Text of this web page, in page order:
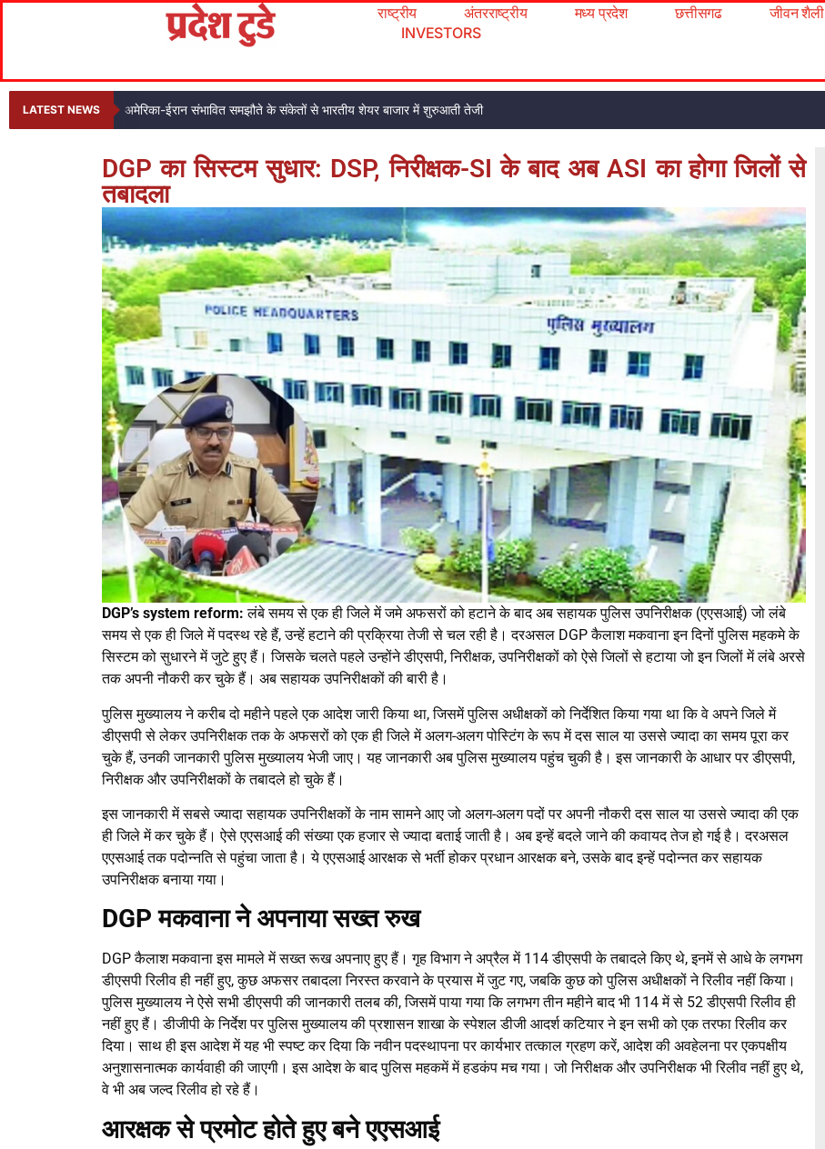
राष्ट्रीय अंतरराष्ट्रीय मध्य प्रदेश छत्तीसगढ जीवन शैली
INVESTORS
LATEST NEWS अमेरिका-ईरान संभावित समझौते के संकेतों से भारतीय शेयर बाजार में शुरुआती तेजी
DGP का सिस्टम सुधार: DSP, निरीक्षक-SI के बाद अब ASI का होगा जिलों से
तबादला
DGP’s system reform: लंबे समय से एक ही जिले में जमे अफसरों को हटाने के बाद अब सहायक पुलिस उपनिरीक्षक (एएसआई) जो लंबे
समय से एक ही जिले में पदस्थ रहे हैं, उन्हें हटाने की प्रक्रिया तेजी से चल रही है। दरअसल DGP कैलाश मकवाना इन दिनों पुलिस महकमे के
सिस्टम को सुधारने में जुटे हुए हैं। जिसके चलते पहले उन्होंने डीएसपी, निरीक्षक, उपनिरीक्षकों को ऐसे जिलों से हटाया जो इन जिलों में लंबे अरसे
तक अपनी नौकरी कर चुके हैं। अब सहायक उपनिरीक्षकों की बारी है।
पुलिस मुख्यालय ने करीब दो महीने पहले एक आदेश जारी किया था, जिसमें पुलिस अधीक्षकों को निर्देशित किया गया था कि वे अपने जिले में
डीएसपी से लेकर उपनिरीक्षक तक के अफसरों को एक ही जिले में अलग-अलग पोस्टिंग के रूप में दस साल या उससे ज्यादा का समय पूरा कर
चुके हैं, उनकी जानकारी पुलिस मुख्यालय भेजी जाए। यह जानकारी अब पुलिस मुख्यालय पहुंच चुकी है। इस जानकारी के आधार पर डीएसपी,
निरीक्षक और उपनिरीक्षकों के तबादले हो चुके हैं।
इस जानकारी में सबसे ज्यादा सहायक उपनिरीक्षकों के नाम सामने आए जो अलग-अलग पदों पर अपनी नौकरी दस साल या उससे ज्यादा की एक
ही जिले में कर चुके हैं। ऐसे एएसआई की संख्या एक हजार से ज्यादा बताई जाती है। अब इन्हें बदले जाने की कवायद तेज हो गई है। दरअसल
एएसआई तक पदोन्नति से पहुंचा जाता है। ये एएसआई आरक्षक से भर्ती होकर प्रधान आरक्षक बने, उसके बाद इन्हें पदोन्नत कर सहायक
उपनिरीक्षक बनाया गया।
DGP मकवाना ने अपनाया सख्त रुख
DGP कैलाश मकवाना इस मामले में सख्त रूख अपनाए हुए हैं। गृह विभाग ने अप्रैल में 114 डीएसपी के तबादले किए थे, इनमें से आधे के लगभग
डीएसपी रिलीव ही नहीं हुए, कुछ अफसर तबादला निरस्त करवाने के प्रयास में जुट गए, जबकि कुछ को पुलिस अधीक्षकों ने रिलीव नहीं किया।
पुलिस मुख्यालय ने ऐसे सभी डीएसपी की जानकारी तलब की, जिसमें पाया गया कि लगभग तीन महीने बाद भी 114 में से 52 डीएसपी रिलीव ही
नहीं हुए हैं। डीजीपी के निर्देश पर पुलिस मुख्यालय की प्रशासन शाखा के स्पेशल डीजी आदर्श कटियार ने इन सभी को एक तरफा रिलीव कर
दिया। साथ ही इस आदेश में यह भी स्पष्ट कर दिया कि नवीन पदस्थापना पर कार्यभार तत्काल ग्रहण करें, आदेश की अवहेलना पर एकपक्षीय
अनुशासनात्मक कार्यवाही की जाएगी। इस आदेश के बाद पुलिस महकमें में हडकंप मच गया। जो निरीक्षक और उपनिरीक्षक भी रिलीव नहीं हुए थे,
वे भी अब जल्द रिलीव हो रहे हैं।
आरक्षक से प्रमोट होते हुए बने एएसआई